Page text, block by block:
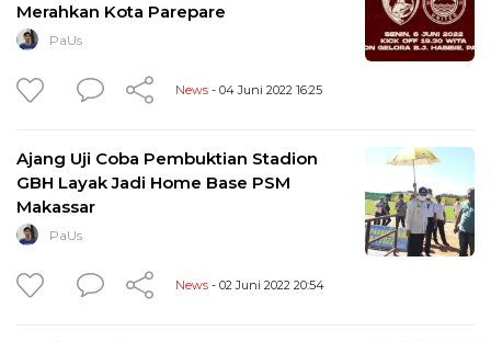
Merahkan Kota Parepare
PaUs
News - 04 Juni 2022 16:25
Ajang Uji Coba Pembuktian Stadion
GBH Layak Jadi Home Base PSM
Makassar
PaUs
News - 02 Juni 2022 20:54